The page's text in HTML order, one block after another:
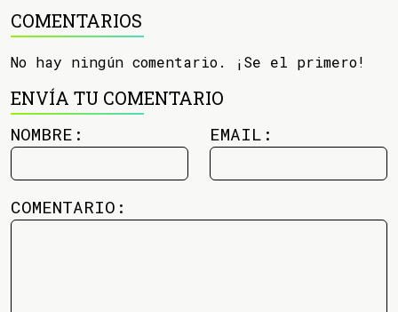
COMENTARIOS
No hay ningún comentario. ¡Se el primero!
ENVÍA TU COMENTARIO
NOMBRE: EMAIL:
COMENTARIO: